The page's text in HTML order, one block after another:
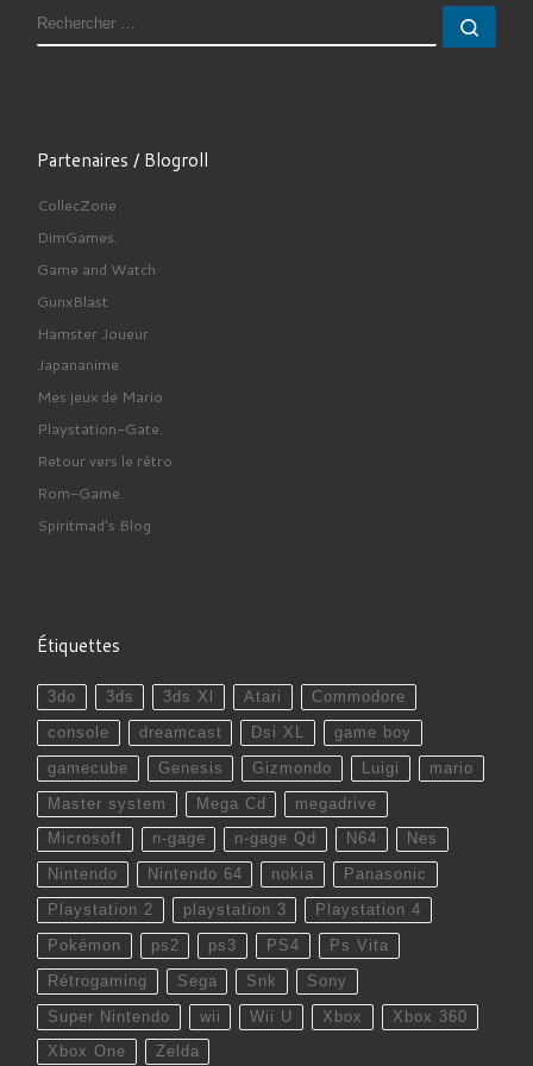
RECHERCHER
Partenaires / Blogroll
CollecZone
DimGames.
Game and Watch
GunxBlast
Hamster Joueur
Japananime
Mes jeux de Mario
Playstation-Gate.
Retour vers le rétro
Rom-Game.
Spiritmad's Blog
Étiquettes
3do 3ds 3ds Xl Atari Commodore
console dreamcast Dsi XL game boy
gamecube Genesis Gizmondo Luigi mario
Master system Mega Cd megadrive
Microsoft n-gage n-gage Qd N64 Nes
Nintendo Nintendo 64 nokia Panasonic
Playstation 2 playstation 3 Playstation 4
Pokémon ps2 ps3 PS4 Ps Vita
Rétrogaming Sega Snk Sony
Super Nintendo wii Wii U Xbox Xbox 360
Xbox One Zelda